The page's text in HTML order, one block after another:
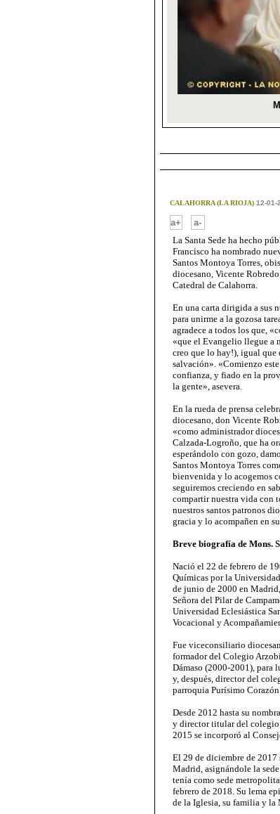
CALAHORRA (LA RIOJA)12-01-
a+
a-
La Santa Sede ha hecho
Francisco ha nombrado
Santos Montoya Torres,
diocesano, Vicente
Catedral de Calahorra.
En una carta dirigida a sus
para unirme a la gozosa
agradece a todos los que,
«que el Evangelio llegue a
creo que lo hay!), igual que
salvación». «Comienzo
confianza, y fiado en la
la gente», asevera.
En la rueda de prensa
diocesano, don Vicente
«como administrador
Calzada-Logroño, que ha
esperándolo con gozo,
Santos Montoya Torres
bienvenida y lo acogemos
seguiremos creciendo en
compartir nuestra vida con
nuestros santos patronos
gracia y lo acompañen en
Breve biografía de Mons.
Nació el 22 de febrero de
Químicas por la
de junio de 2000 en
Señora del Pilar de
Universidad Eclesiástica
Vocacional y
Fue viceconsiliario
formador del Colegio
Dámaso (2000-2001), para
y, después, director del
parroquia Purísimo
Desde 2012 hasta su
y director titular del colegio
2015 se incorporó al
El 29 de diciembre de
Madrid, asignándole la
tenía como sede
febrero de 2018. Su lema
de la Iglesia, su familia y la